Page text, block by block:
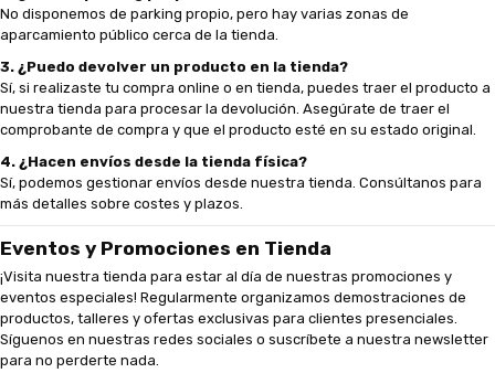
No disponemos de parking propio, pero hay varias zonas de
aparcamiento público cerca de la tienda.
3. ¿Puedo devolver un producto en la tienda?
Sí, si realizaste tu compra online o en tienda, puedes traer el producto a
nuestra tienda para procesar la devolución. Asegúrate de traer el
comprobante de compra y que el producto esté en su estado original.
4. ¿Hacen envíos desde la tienda física?
Sí, podemos gestionar envíos desde nuestra tienda. Consúltanos para
más detalles sobre costes y plazos.
Eventos y Promociones en Tienda
¡Visita nuestra tienda para estar al día de nuestras promociones y
eventos especiales! Regularmente organizamos demostraciones de
productos, talleres y ofertas exclusivas para clientes presenciales.
Síguenos en nuestras redes sociales o suscríbete a nuestra newsletter
para no perderte nada.